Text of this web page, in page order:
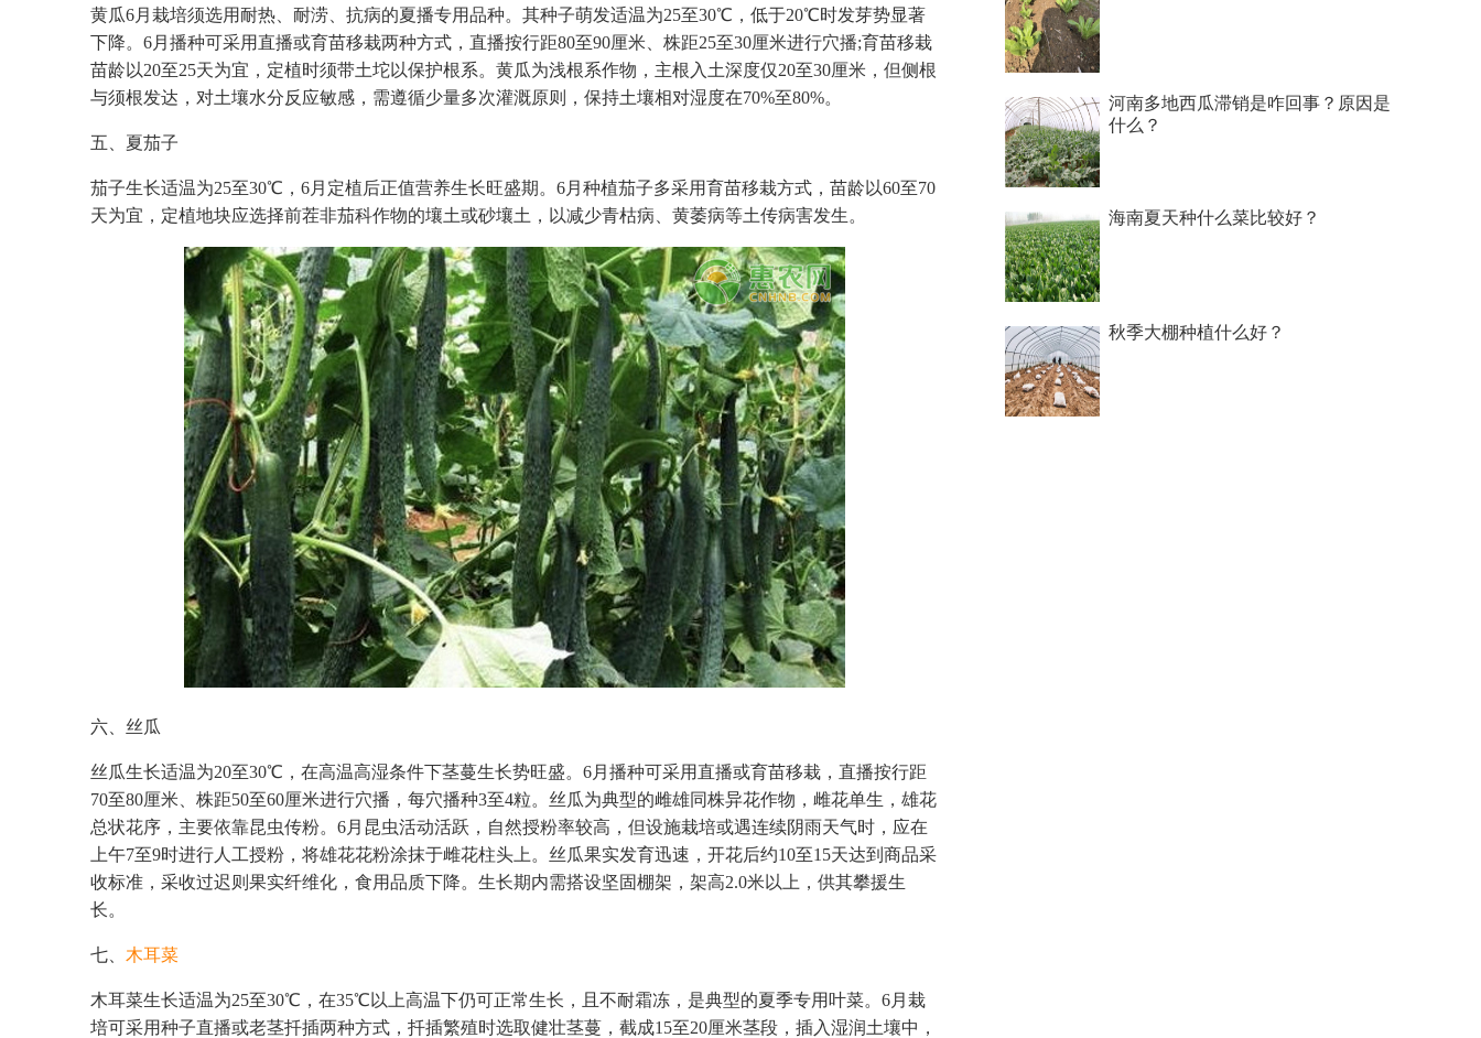
黄瓜6月栽培须选用耐热、耐涝、抗病的夏播专用品种。其种子萌发适温为25至30℃，低于20℃时发芽势显著
下降。6月播种可采用直播或育苗移栽两种方式，直播按行距80至90厘米、株距25至30厘米进行穴播;育苗移栽
苗龄以20至25天为宜，定植时须带土坨以保护根系。黄瓜为浅根系作物，主根入土深度仅20至30厘米，但侧根
与须根发达，对土壤水分反应敏感，需遵循少量多次灌溉原则，保持土壤相对湿度在70%至80%。
五、夏茄子
茄子生长适温为25至30℃，6月定植后正值营养生长旺盛期。6月种植茄子多采用育苗移栽方式，苗龄以60至70
天为宜，定植地块应选择前茬非茄科作物的壤土或砂壤土，以减少青枯病、黄萎病等土传病害发生。
六、丝瓜
丝瓜生长适温为20至30℃，在高温高湿条件下茎蔓生长势旺盛。6月播种可采用直播或育苗移栽，直播按行距
70至80厘米、株距50至60厘米进行穴播，每穴播种3至4粒。丝瓜为典型的雌雄同株异花作物，雌花单生，雄花
总状花序，主要依靠昆虫传粉。6月昆虫活动活跃，自然授粉率较高，但设施栽培或遇连续阴雨天气时，应在
上午7至9时进行人工授粉，将雄花花粉涂抹于雌花柱头上。丝瓜果实发育迅速，开花后约10至15天达到商品采
收标准，采收过迟则果实纤维化，食用品质下降。生长期内需搭设坚固棚架，架高2.0米以上，供其攀援生
长。
七、 木耳菜
木耳菜生长适温为25至30℃，在35℃以上高温下仍可正常生长，且不耐霜冻，是典型的夏季专用叶菜。6月栽
培可采用种子直播或老茎扦插两种方式，扦插繁殖时选取健壮茎蔓，截成15至20厘米茎段，插入湿润土壤中，
河南多地西瓜滞销是咋回事？原因是
什么？
海南夏天种什么菜比较好？
秋季大棚种植什么好？